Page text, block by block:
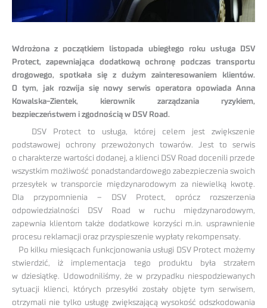
Wdrożona z początkiem listopada ubiegłego roku usługa DSV
Protect, zapewniająca dodatkową ochronę podczas transportu
drogowego, spotkała się z dużym zainteresowaniem klientów.
O tym, jak rozwija się nowy serwis operatora opowiada Anna
Kowalska-Zientek, kierownik zarządzania ryzykiem,
bezpieczeństwem i zgodnością w DSV Road.
DSV Protect to usługa, której celem jest zwiększenie
podstawowej ochrony przewożonych towarów. Jest to serwis
o charakterze wartości dodanej, a klienci DSV Road docenili przede
wszystkim możliwość ponadstandardowego zabezpieczenia swoich
przesyłek w transporcie międzynarodowym za niewielką kwotę.
Dla przypomnienia – DSV Protect, oprócz rozszerzenia
odpowiedzialności DSV Road w ruchu międzynarodowym,
zapewnia klientom także dodatkowe korzyści m.in. usprawnienie
procesu reklamacji oraz przyspieszenie wypłaty rekompensaty.
Po kilku miesiącach funkcjonowania usługi DSV Protect możemy
stwierdzić, iż implementacja tego produktu była strzałem
w dziesiątkę. Udowodniliśmy, że w przypadku niespodziewanych
sytuacji klienci, których przesyłki zostały objęte tym serwisem,
otrzymali nie tylko usługę zwiększającą wysokość odszkodowania